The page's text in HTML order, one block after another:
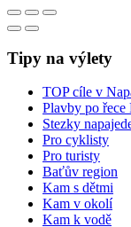
Tipy na výlety
TOP cíle v
Plavby po řece
Stezky
Pro cyklisty
Pro turisty
Baťův region
Kam s dětmi
Kam v okolí
Kam k vodě